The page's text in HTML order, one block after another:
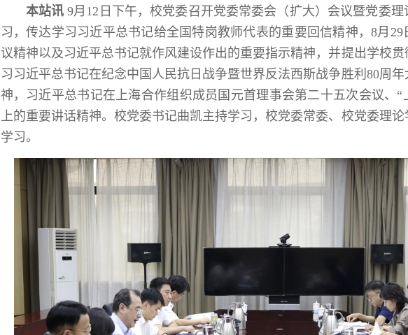
本站讯 9月12日下午，校党委召开党委常委会（扩大）会议暨党委
习，传达学习习近平总书记给全国特岗教师代表的重要回信精神，8月
议精神以及习近平总书记就作风建设作出的重要指示精神，并提出学校
习习近平总书记在纪念中国人民抗日战争暨世界反法西斯战争胜利80周
神，习近平总书记在上海合作组织成员国元首理事会第二十五次会议、“
上的重要讲话精神。校党委书记曲凯主持学习，校党委常委、校党委理
学习。